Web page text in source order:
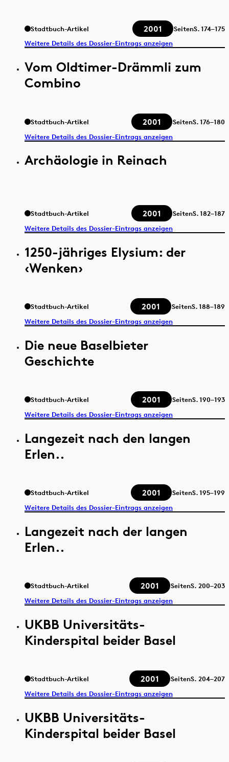
Stadtbuch-Artikel 2001 SeitenS.174–175
Weitere Details des Dossier-Eintrags anzeigen
Vom Oldtimer-Drämmli zum
Combino
Stadtbuch-Artikel 2001 SeitenS.176–180
Weitere Details des Dossier-Eintrags anzeigen
Archäologie in Reinach
Stadtbuch-Artikel 2001 SeitenS.182–187
Weitere Details des Dossier-Eintrags anzeigen
1250-jähriges Elysium: der
‹Wenken›
Stadtbuch-Artikel 2001 SeitenS.188–189
Weitere Details des Dossier-Eintrags anzeigen
Die neue Baselbieter
Geschichte
Stadtbuch-Artikel 2001 SeitenS.190–193
Weitere Details des Dossier-Eintrags anzeigen
Langezeit nach den langen
Erlen..
Stadtbuch-Artikel 2001 SeitenS.195–199
Weitere Details des Dossier-Eintrags anzeigen
Langezeit nach der langen
Erlen..
Stadtbuch-Artikel 2001 SeitenS. 200–203
Weitere Details des Dossier-Eintrags anzeigen
UKBB Universitäts-
Kinderspital beider Basel
Stadtbuch-Artikel 2001 SeitenS. 204–207
Weitere Details des Dossier-Eintrags anzeigen
UKBB Universitäts-
Kinderspital beider Basel